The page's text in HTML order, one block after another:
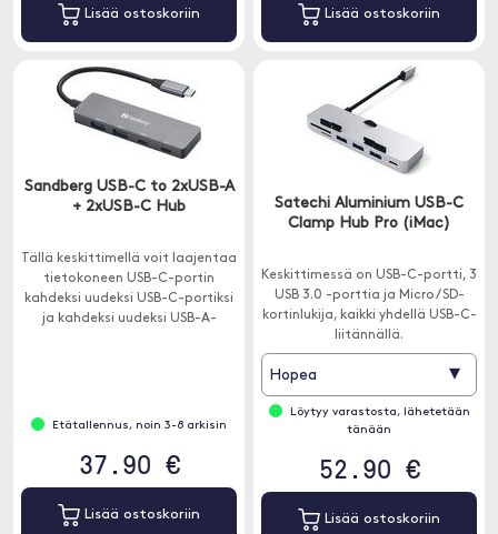
Lisää ostoskoriin Lisää ostoskoriin
Sandberg USB-C to 2xUSB-A
+ 2xUSB-C Hub
Tällä keskittimellä voit laajentaa
tietokoneen USB-C-portin
kahdeksi uudeksi USB-C-portiksi
ja kahdeksi uudeksi USB-A-
Etätallennus, noin 3-8 arkisin
37.90 €
Lisää ostoskoriin
Satechi Aluminium USB-C
Clamp Hub Pro (iMac)
Keskittimessä on USB-C-portti, 3
USB 3.0 -porttia ja Micro / SD-
kortinlukija, kaikki yhdellä USB-C-
liitännällä.
Hopea ▾
Löytyy varastosta, lähetetään
tänään
52.90 €
Lisää ostoskoriin